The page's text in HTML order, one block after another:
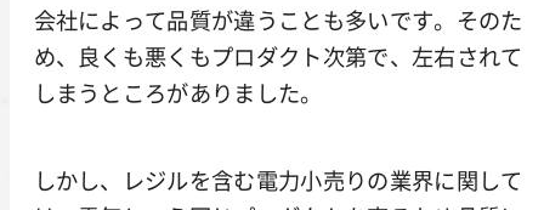
会社によって品質が違うことも多いです。そのた
め、良くも悪くもプロダクト次第で、左右されて
しまうところがありました。
しかし、レジルを含む電力小売りの業界に関して